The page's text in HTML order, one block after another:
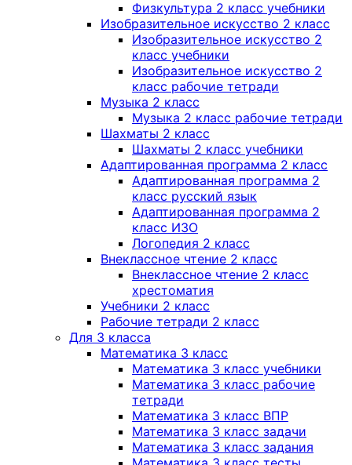
Физкультура 2 класс учебники
Изобразительное искусство 2 класс
Изобразительное искусство 2
класс учебники
Изобразительное искусство 2
класс рабочие тетради
Музыка 2 класс
Музыка 2 класс рабочие тетради
Шахматы 2 класс
Шахматы 2 класс учебники
Адаптированная программа 2 класс
Адаптированная программа 2
класс русский язык
Адаптированная программа 2
класс ИЗО
Логопедия 2 класс
Внеклассное чтение 2 класс
Внеклассное чтение 2 класс
хрестоматия
Учебники 2 класс
Рабочие тетради 2 класс
Для 3 класса
Математика 3 класс
Математика 3 класс учебники
Математика 3 класс рабочие
тетради
Математика 3 класс ВПР
Математика 3 класс задачи
Математика 3 класс задания